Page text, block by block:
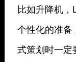
比如升降机
个性化的准备
式策划时一定